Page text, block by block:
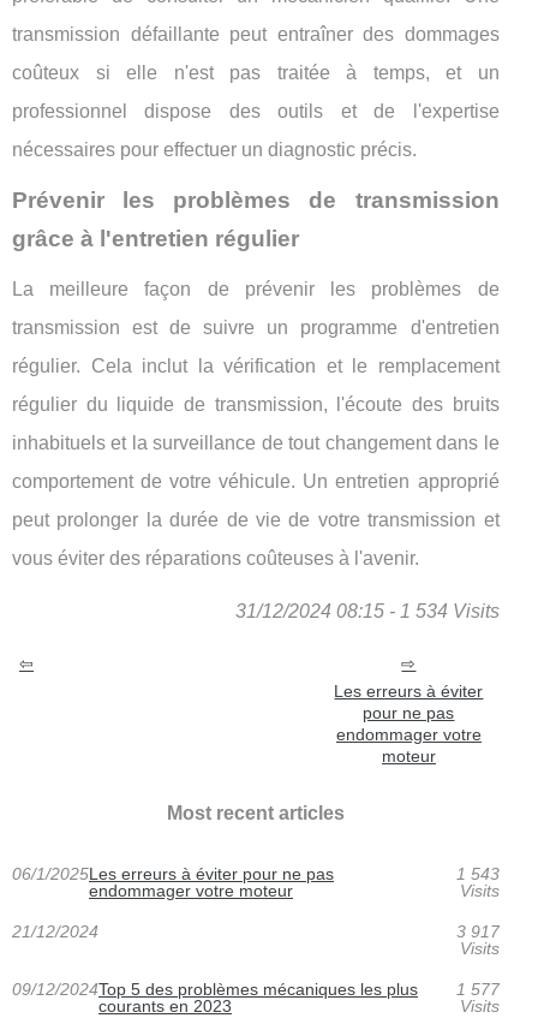
transmission défaillante peut entraîner des dommages
coûteux si elle n'est pas traitée à temps, et un
professionnel dispose des outils et de l'expertise
nécessaires pour effectuer un diagnostic précis.
Prévenir les problèmes de transmission
grâce à l'entretien régulier
La meilleure façon de prévenir les problèmes de
transmission est de suivre un programme d'entretien
régulier. Cela inclut la vérification et le remplacement
régulier du liquide de transmission, l'écoute des bruits
inhabituels et la surveillance de tout changement dans le
comportement de votre véhicule. Un entretien approprié
peut prolonger la durée de vie de votre transmission et
vous éviter des réparations coûteuses à l'avenir.
31/12/2024 08:15 - 1 534 Visits
Les erreurs à éviter
pour ne pas
endommager votre
moteur
Most recent articles
06/1/2025Les erreurs à éviter pour ne pas
endommager votre moteur
1 543
Visits
21/12/2024
3 917
Visits
09/12/2024Top 5 des problèmes mécaniques les plus
courants en 2023
1 577
Visits